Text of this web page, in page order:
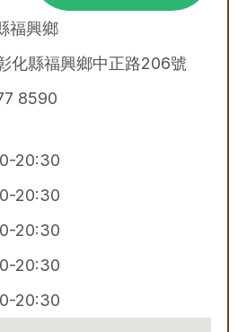
福興鄉
化縣福興鄉中正路206號
8590
20:30
20:30
20:30
20:30
20:30